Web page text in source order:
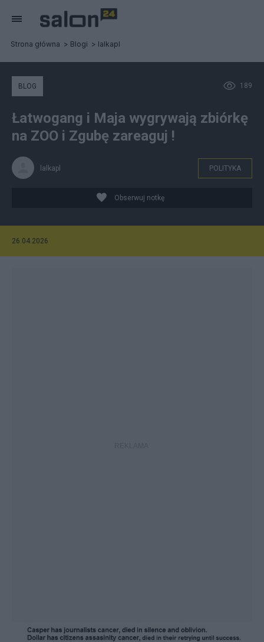
Strona główna Blogi lalkapl
189
BLOG
Łatwogang i Maja wygrywają zbiórkę
na ZOO i Zgubę zareaguj !
lalkapl POLITYKA
Obserwuj notkę
26.04.2026